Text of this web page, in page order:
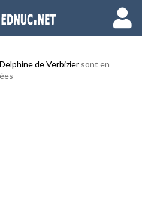
Delphine de Verbizier sont en